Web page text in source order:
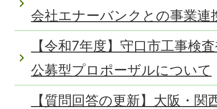
会社エナーバンクとの事業連
【令和7年度】守口市工事検
公募型プロポーザルについて
【質問回答の更新】大阪・